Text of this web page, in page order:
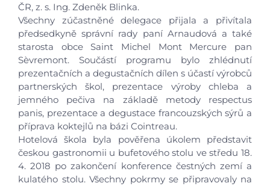
ČR, z. s. Ing. Zdeněk Blinka.
Všechny zúčastněné delegace přijala a přivítala
předsedkyně správní rady paní Arnaudová a také
starosta obce Saint Michel Mont Mercure pan
Sèvremont. Součástí programu bylo zhlédnutí
prezentačních a degustačních dílen s účastí výrobců
partnerských škol, prezentace výroby chleba a
jemného pečiva na základě metody respectus
panis, prezentace a degustace francouzských sýrů a
příprava koktejlů na bázi Cointreau.
Hotelová škola byla pověřena úkolem představit
českou gastronomii u bufetového stolu ve středu 18.
4. 2018 po zakončení konference čestných zemí a
kulatého stolu. Všechny pokrmy se připravovaly na